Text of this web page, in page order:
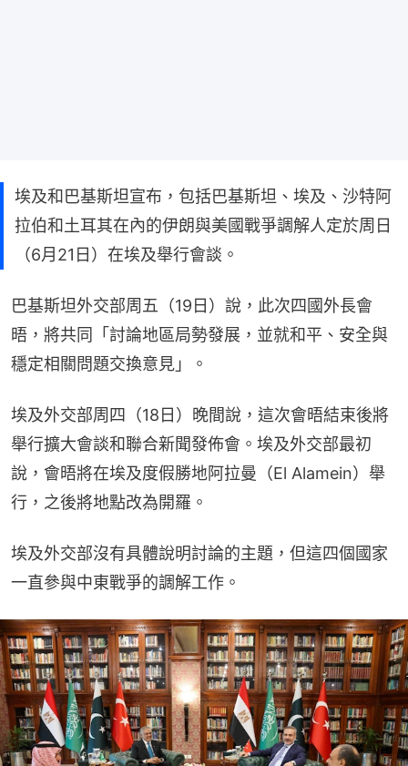
埃及和巴基斯坦宣布，包括巴基斯坦、埃及、沙特阿
拉伯和土耳其在內的伊朗與美國戰爭調解人定於周日
（6月21日）在埃及舉行會談。
巴基斯坦外交部周五（19日）說，此次四國外長會
晤，將共同「討論地區局勢發展，並就和平、安全與
穩定相關問題交換意見」。
埃及外交部周四（18日）晚間說，這次會晤結束後將
舉行擴大會談和聯合新聞發佈會。埃及外交部最初
說，會晤將在埃及度假勝地阿拉曼（El Alamein）舉
行，之後將地點改為開羅。
埃及外交部沒有具體說明討論的主題，但這四個國家
一直參與中東戰爭的調解工作。